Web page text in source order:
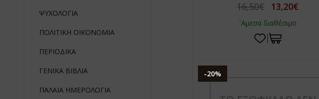
ΨΥΧΟΛΟΓΙΑ
ΠΟΛΙΤΙΚΗ ΟΙΚΟΝΟΜΙΑ
ΠΕΡΙΟΔΙΚΑ
ΓΕΝΙΚΑ ΒΙΒΛΙΑ
ΠΑΛΑΙΑ ΗΜΕΡΟΛΟΓΙΑ
16,50€ 13,20€
`Αμεσα διαθέσιμο
-20%